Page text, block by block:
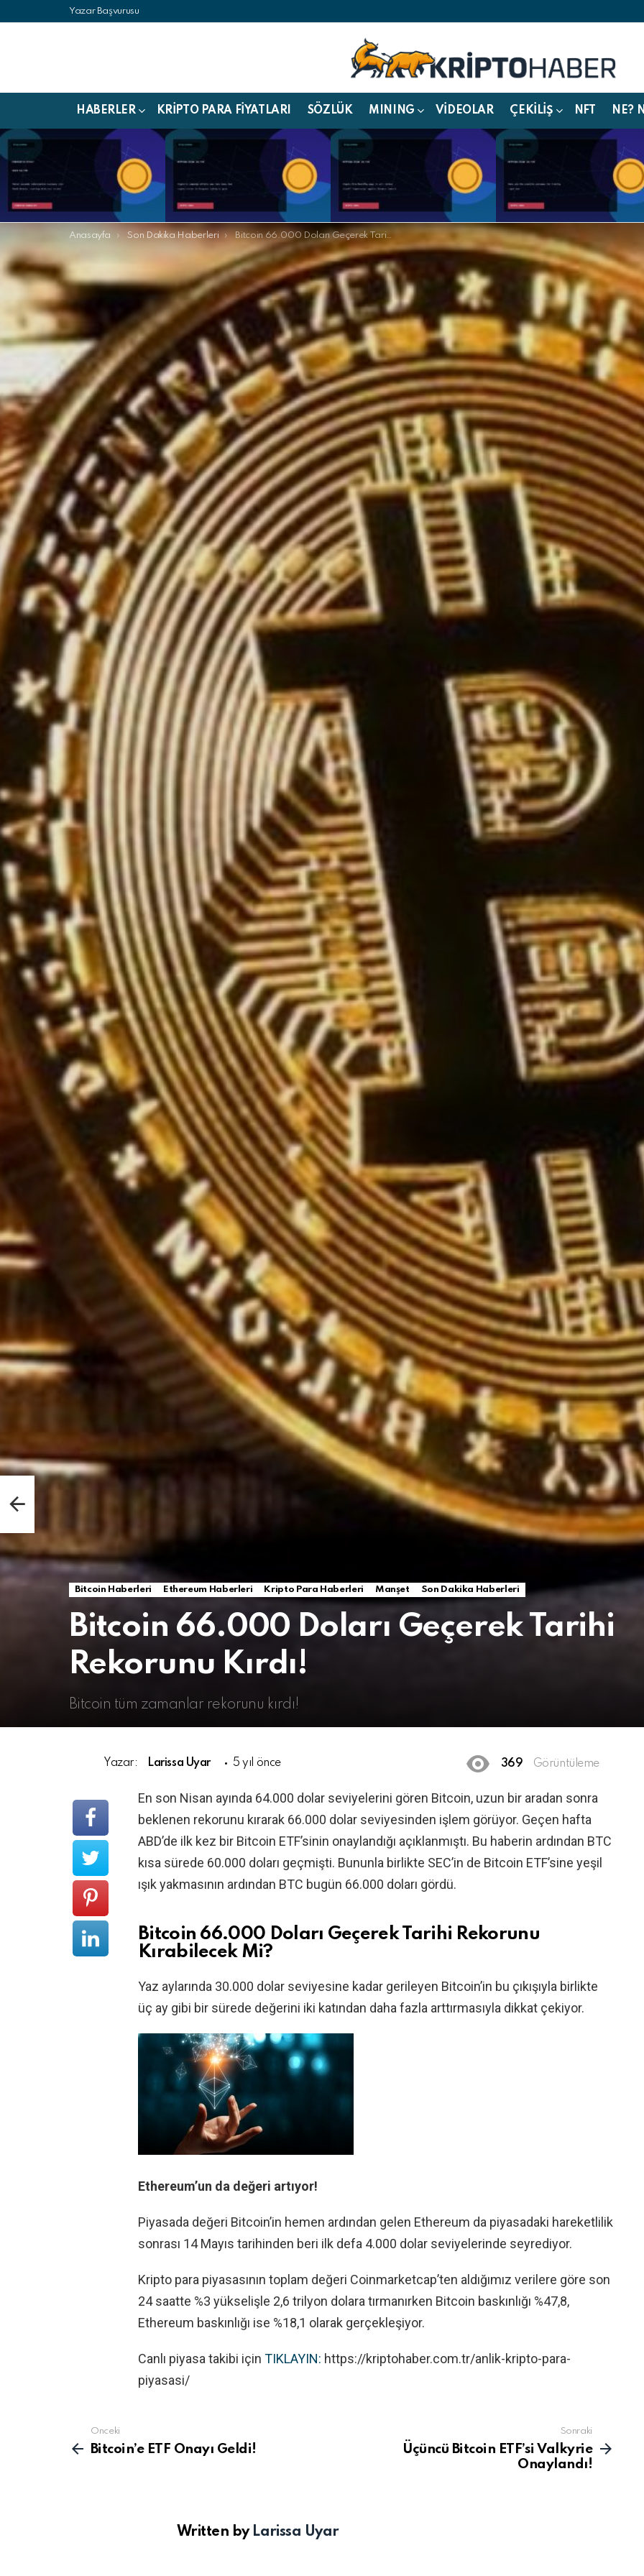
Yazar Başvurusu
HABERLER KRIPTO PARA FIYATLARI SÖZLÜK MINING VIDEOLAR ÇEKILIŞ NFT NE?
LATEST
Buradasınız:
Anasayfa Son Dakika Haberleri Bitcoin 66.000 Doları Geçerek Tarihi Rekorunu Kırdı!
Bitcoin Haberleri Ethereum Haberleri Kripto Para Haberleri Manşet Son Dakika Haberleri
Bitcoin 66.000 Doları Geçerek Tarihi
Rekorunu Kırdı!
Bitcoin tüm zamanlar rekorunu kırdı!
Yazar: Larissa Uyar 5 yıl önce 369 Görüntüleme
En son Nisan ayında 64.000 dolar seviyelerini gören Bitcoin, uzun bir aradan sonra
beklenen rekorunu kırarak 66.000 dolar seviyesinden işlem görüyor. Geçen hafta
ABD’de ilk kez bir Bitcoin ETF’sinin onaylandığı açıklanmıştı. Bu haberin ardından BTC
kısa sürede 60.000 doları geçmişti. Bununla birlikte SEC’in de Bitcoin ETF’sine yeşil
ışık yakmasının ardından BTC bugün 66.000 doları gördü.
Bitcoin 66.000 Doları Geçerek Tarihi Rekorunu
Kırabilecek Mi?
Yaz aylarında 30.000 dolar seviyesine kadar gerileyen Bitcoin’in bu çıkışıyla birlikte
üç ay gibi bir sürede değerini iki katından daha fazla arttırmasıyla dikkat çekiyor.
Ethereum’un da değeri artıyor!
Piyasada değeri Bitcoin’in hemen ardından gelen Ethereum da piyasadaki hareketlilik
sonrası 14 Mayıs tarihinden beri ilk defa 4.000 dolar seviyelerinde seyrediyor.
Kripto para piyasasının toplam değeri Coinmarketcap’ten aldığımız verilere göre son
24 saatte %3 yükselişle 2,6 trilyon dolara tırmanırken Bitcoin baskınlığı %47,8,
Ethereum baskınlığı ise %18,1 olarak gerçekleşiyor.
Canlı piyasa takibi için TIKLAYIN: https://kriptohaber.com.tr/anlik-kripto-para-
piyasasi/
Devamını
gör
Önceki
Bitcoin’e ETF Onayı Geldi!
Sonraki
Üçüncü Bitcoin ETF’si Valkyrie
Onaylandı!
Written by Larissa Uyar